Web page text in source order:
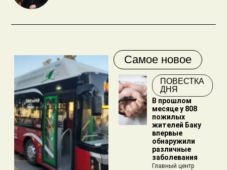
Самое новое
ПОВЕСТКА
ДНЯ
В прошлом
месяце у 808
пожилых
жителей Баку
впервые
обнаружили
различные
заболевания
Главный центр